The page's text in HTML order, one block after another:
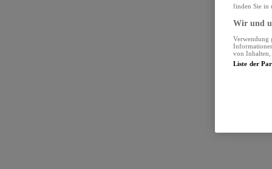
finden Sie in
Wir und
Verwendung
von Inhalten,
Liste der